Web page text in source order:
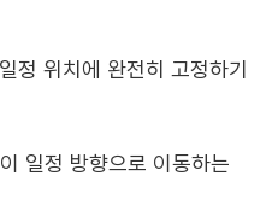
정 위치에 완전히 고정하기
일정 방향으로 이동하는